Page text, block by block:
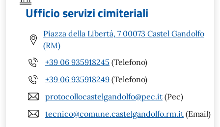
Ufficio servizi cimiteriali
Piazza della Libertà, 7 00073 Castel Gandolfo
(RM)
+39 06 935918245 (Telefono)
+39 06 935918249 (Telefono)
protocollocastelgandolfo@pec.it (Pec)
tecnico@comune.castelgandolfo.rm.it (Email)